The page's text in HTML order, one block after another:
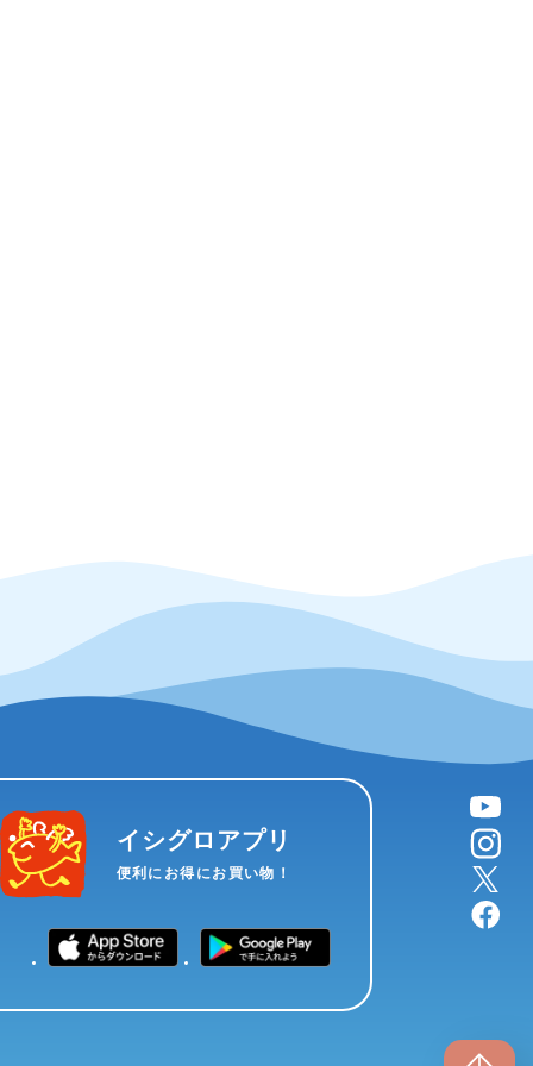
イシグロアプリ
便利にお得にお買い物！
YouTube
instagram
X
facebook